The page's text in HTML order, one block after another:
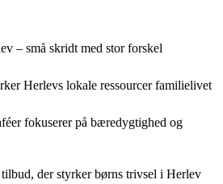
– små skridt med stor forskel
Herlevs lokale ressourcer familielivet
fokuserer på bæredygtighed og
der styrker børns trivsel i Herlev